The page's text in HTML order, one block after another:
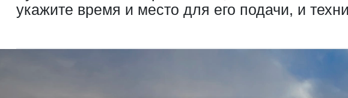
укажите время и место для его подачи, и